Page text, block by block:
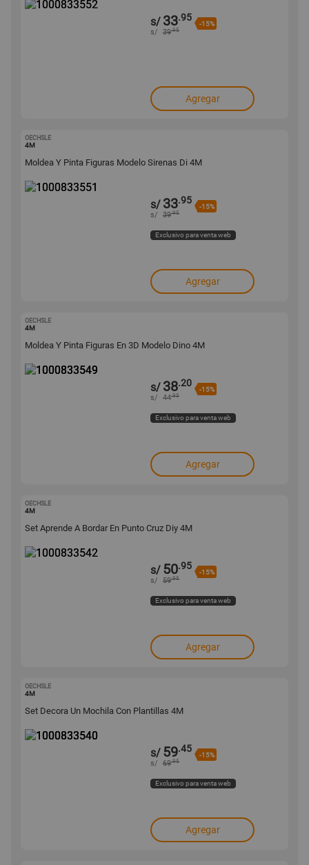
s/ 33.95
-15%
s/ 39.95
Agregar
OECHSLE
4M
Moldea Y Pinta Figuras Modelo Sirenas Di 4M
s/ 33.95
-15%
s/ 39.95
Exclusivo para venta web
Agregar
OECHSLE
4M
Moldea Y Pinta Figuras En 3D Modelo Dino 4M
s/ 38.20
-15%
s/ 44.95
Exclusivo para venta web
Agregar
OECHSLE
4M
Set Aprende A Bordar En Punto Cruz Diy 4M
s/ 50.95
-15%
s/ 59.95
Exclusivo para venta web
Agregar
OECHSLE
4M
Set Decora Un Mochila Con Plantillas 4M
s/ 59.45
-15%
s/ 69.95
Exclusivo para venta web
Agregar